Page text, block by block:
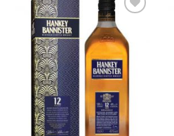
to
wishlist